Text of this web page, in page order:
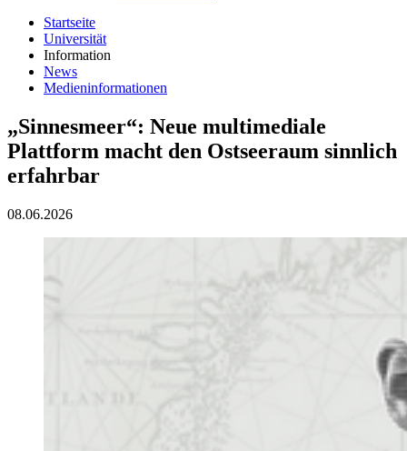
Startseite
Universität
Information
News
Medieninformationen
„Sinnesmeer“: Neue multimediale
Plattform macht den Ostseeraum sinnlich
erfahrbar
08.06.2026